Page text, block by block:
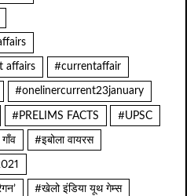
affairs #currentaffair
#onelinercurrent23january
#PRELIMS FACTS #UPSC
#इबोला वायरस
#खेलो इंडिया यूथ गेम्स